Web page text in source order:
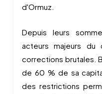
d'Ormuz.
Depuis leurs
acteurs majeurs
corrections brutales.
de 60 % de sa
des restrictions